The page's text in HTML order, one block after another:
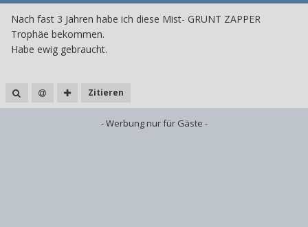
Nach fast 3 Jahren habe ich diese Mist- GRUNT ZAPPER
Trophäe bekommen.
Habe ewig gebraucht.
Zitieren
- Werbung nur für Gäste -